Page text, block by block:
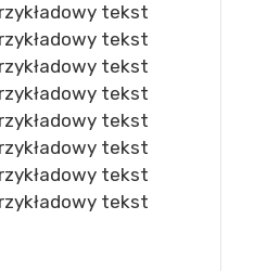
tekst
tekst
tekst
tekst
tekst
tekst
tekst
tekst